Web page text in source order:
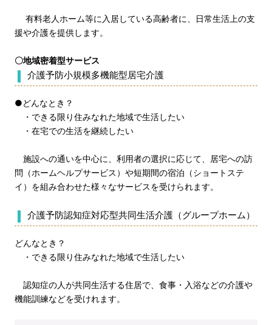
有料老人ホーム等に入居している高齢者に、日常生活上の支
援や介護を提供します。
〇地域密着型サービス
介護予防小規模多機能型居宅介護
●どんなとき？
・できる限り住みなれた地域で生活したい
・在宅での生活を継続したい
施設への通いを中心に、利用者の選択に応じて、居宅への訪
問（ホームヘルプサービス）や短期間の宿泊（ショートステ
イ）を組み合わせた様々なサービスを受けられます。
介護予防認知症対応型共同生活介護（グループホーム）
どんなとき？
・できる限り住みなれた地域で生活したい
認知症の人が共同生活する住居で、食事・入浴などの介護や
機能訓練などを受けれます。